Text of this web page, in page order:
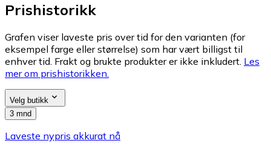
Prishistorikk
Grafen viser laveste pris over tid for den varianten (for
eksempel farge eller størrelse) som har vært billigst til
enhver tid. Frakt og brukte produkter er ikke inkludert. Les
mer om prishistorikken.
Velg butikk
3 mnd
Laveste nypris akkurat nå